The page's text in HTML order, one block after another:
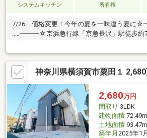
システムキッチン 所有権
7/26 価格変更！今年の夏を一味違う夏に
‥…━━━☆京浜急行線「京急長沢」駅徒歩約
「佐原インター」車約10分☆━━━…‥・
ビングから海を望むオーシャンビュー◇マリ
やすい好立地◆大切な愛車を守れるビルト
ジ直結の便利なワークスペース サーフボー
利な設計！◆開放感あふれるオープンエア
くつろげる贅沢空間◇駅・高速ICともにア
ジャーベースにも◆海遊びと暮らしを両立で
岸まで約10ｍ☆
神奈川県横須賀市粟田１
2,680万円
間取り 3LDK
建物面積72.49m
土地面積93.47m
築年月 2025年1